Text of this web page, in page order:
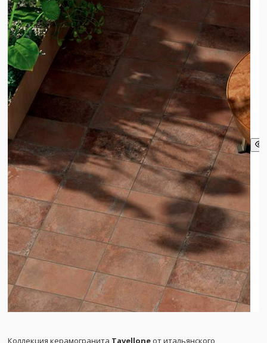
Коллекция керамогранита Tavellone от итальянского